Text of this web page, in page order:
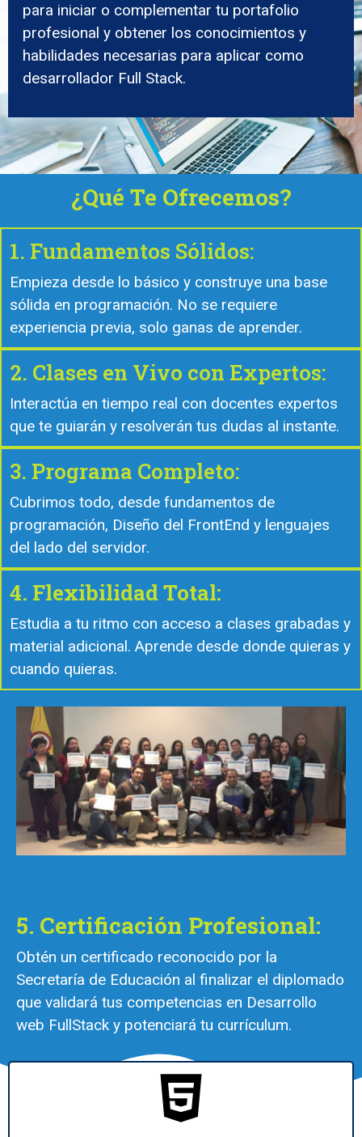
para iniciar o complementar tu portafolio
profesional y obtener los conocimientos y
habilidades necesarias para aplicar como
desarrollador Full Stack.
¿Qué Te Ofrecemos?
1. Fundamentos Sólidos:
Empieza desde lo básico y construye una base
sólida en programación. No se requiere
experiencia previa, solo ganas de aprender.
2. Clases en Vivo con Expertos:
Interactúa en tiempo real con docentes expertos
que te guiarán y resolverán tus dudas al instante.
3. Programa Completo:
Cubrimos todo, desde fundamentos de
programación, Diseño del FrontEnd y lenguajes
del lado del servidor.
4. Flexibilidad Total:
Estudia a tu ritmo con acceso a clases grabadas y
material adicional. Aprende desde donde quieras y
cuando quieras.
5. Certificación Profesional:
Obtén un certificado reconocido por la
Secretaría de Educación al finalizar el diplomado
que validará tus competencias en Desarrollo
web FullStack y potenciará tu currículum.